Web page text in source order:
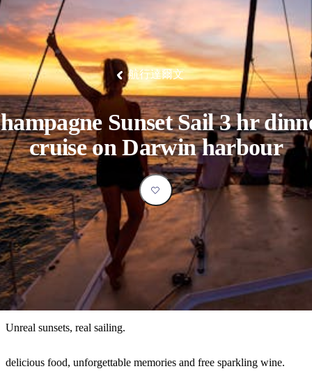
主
目
錄
必
訪
景
點
最
受
歡
迎
目
的
地
內
陸
和
戶
外
文泉
烏
魯
魯
家
特
國
家
公
園
卡
家
公
提
維
群
島
東
阿
姆
地
塔
蘭
卡
溫
泉
池
尼
特
米
魯
國
家
公
園
魯
卡
魯
魔
鬼
大
理
石
保
區
馬
古
克
瀑
布
茨
奧
/
西
麥
克
唐
納
家
公
園
必
玩
活
體
驗
旅
客
類
型
推
薦
榜
驗略
與
活
動
和
野
生
動
植
物
歷
與
文
釣
魚
豪
旅
游
營
和
豪
華
野
營
自
駕
遊
規
規
劃
和
預
訂
實
用
資
訊
規
宿團
通
工
具
航行達爾文
Sunset Sail 3 hr
cruise on Darwin harbour
Unreal sunsets, real sailing.
delicious food, unforgettable memories and free sparkling wine.